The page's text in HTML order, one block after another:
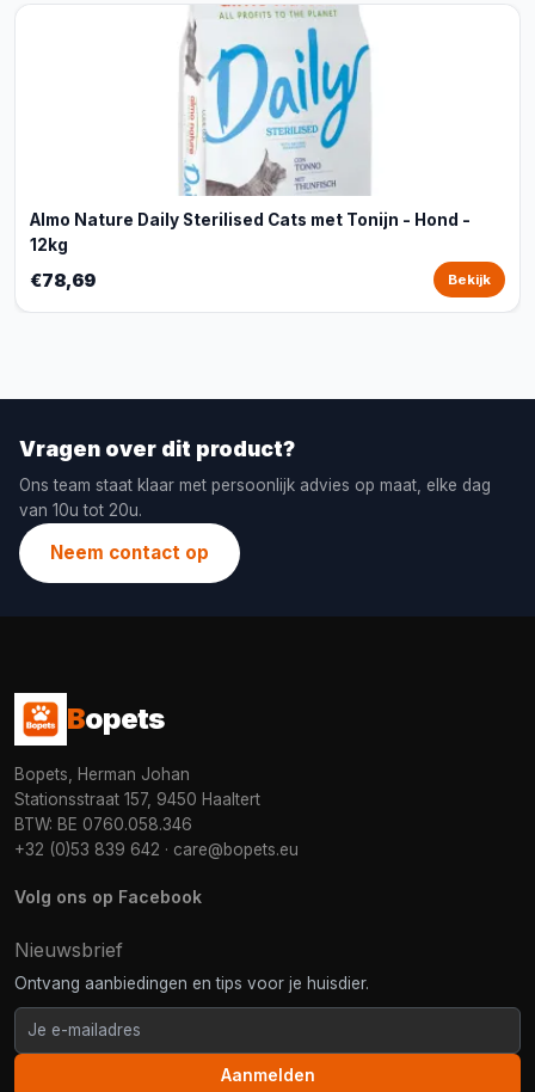
Almo Nature Daily Sterilised Cats met Tonijn - Hond -
12kg
€78,69 Bekijk
Vragen over dit product?
Ons team staat klaar met persoonlijk advies op maat, elke dag
van 10u tot 20u.
Neem contact op
Bopets
Bopets, Herman Johan
Stationsstraat 157, 9450 Haaltert
BTW: BE 0760.058.346
+32 (0)53 839 642 · care@bopets.eu
Volg ons op Facebook
Nieuwsbrief
Ontvang aanbiedingen en tips voor je huisdier.
Aanmelden